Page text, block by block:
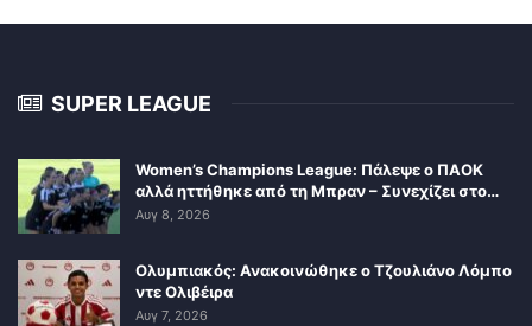
SUPER LEAGUE
Women’s Champions League: Πάλεψε ο ΠΑΟΚ
αλλά ηττήθηκε από τη Μπραν – Συνεχίζει στο…
Αυγ 8, 2026
Ολυμπιακός: Ανακοινώθηκε ο Τζουλιάνο Λόμπο
ντε Ολιβέιρα
Αυγ 7, 2026